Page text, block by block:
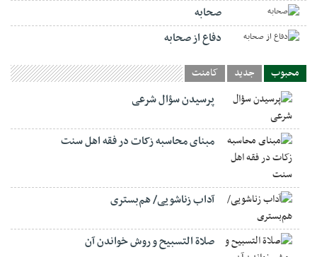
صحابه
دفاع از صحابه
محبوب جدید کامنت
پرسیدن سؤال شرعی
مبنای محاسبه زکات در فقه اهل سنت
آداب زناشویی/ هم‌بستری
صلاة التسبيح و روش خواندن آن